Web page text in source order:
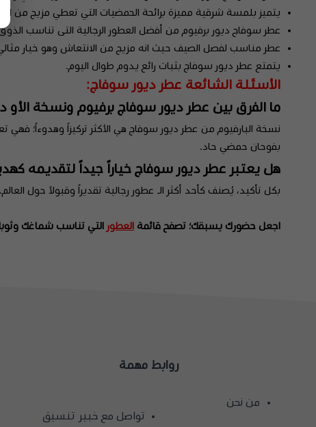
يتميز بلمسة شرقية مميزة برائحة الحمضيات التي تعطي مزيج من
عطر سوفاج ديور برفيوم من أفضل العطور الرجالية التى تناسب الذوق
عطر مناسب لفصل الصيف حيث انه مزيج من الانتعاش وهو خيار
يتمتع عطر ديور سوفاج بثبات رائع يدوم طوال اليوم.
الأسئلة الشائعة عطر ديور سوفاج:
ما الفرق بين عطر ديور سوفاج برفيوم ونسخة الأو
نسخة البارفيوم من عطر ديور سوفاج هي الأكثر تركيزاً وهدوءاً؛ فهي
بفوحان حمضي حاد.
هل يعتبر عطر ديور سوفاج خياراً جيداً لتقديمه
بكل تأكيد، يُصنف كأحد أكثر الـ عطور رجالية تقديراً وقبولاً حول
اجعل حضورك يسبقك؛ تصفح قائمة العطور التي تناسب شماغك
روابط مهمة
من نحن
تواصل مع خبير تنسيق